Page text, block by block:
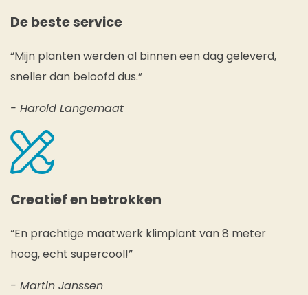
De beste service
“Mijn planten werden al binnen een dag geleverd,
sneller dan beloofd dus.”
- Harold Langemaat
Creatief en betrokken
“En prachtige maatwerk klimplant van 8 meter
hoog, echt supercool!”
- Martin Janssen